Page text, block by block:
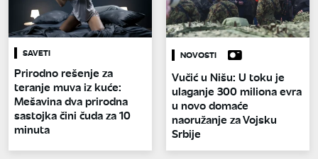
SAVETI
Prirodno rešenje za
teranje muva iz kuće:
Mešavina dva prirodna
sastojka čini čuda za 10
minuta
NOVOSTI
Vučić u Nišu: U toku je
ulaganje 300 miliona evra
u novo domaće
naoružanje za Vojsku
Srbije